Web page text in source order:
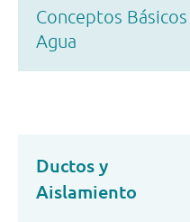
Conceptos
Agua
Ductos y
Aislamiento